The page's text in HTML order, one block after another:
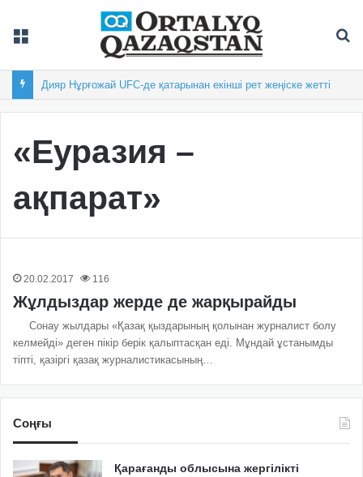
Дияр Нұрғожай UFC-де қатарынан екінші рет жеңіске жетті
«Еуразия –
ақпарат»
20.02.2017 116
Жұлдыздар жерде де жарқырайды
Сонау жылдары «Қазақ қыздарының қолынан журналист болу
келмейді» деген пікір берік қалыптасқан еді. Мұндай ұстанымды
тіпті, қазіргі қазақ журналистикасының…
Соңғы
Қарағанды облысына жергілікті